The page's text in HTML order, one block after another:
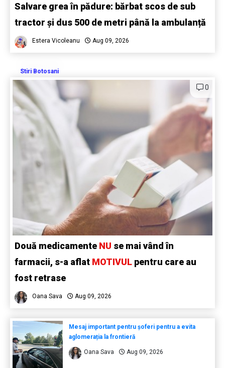
Salvare grea în pădure: bărbat scos de sub
tractor și dus 500 de metri până la ambulanță
Estera Vicoleanu Aug 09, 2026
Stiri Botosani
0
Două medicamente NU se mai vând în
farmacii, s-a aflat MOTIVUL pentru care au
fost retrase
Oana Sava Aug 09, 2026
Mesaj important pentru șoferi pentru a evita
aglomerația la frontieră
Oana Sava Aug 09, 2026